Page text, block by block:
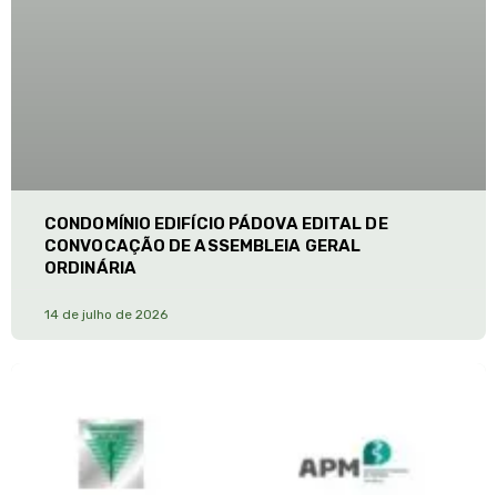
CONDOMÍNIO EDIFÍCIO PÁDOVA EDITAL DE
CONVOCAÇÃO DE ASSEMBLEIA GERAL
ORDINÁRIA
14 de julho de 2026